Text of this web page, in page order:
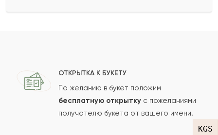
KGS
Ваш e-mailОТКРЫТКА К БУКЕТУ
По желанию в букет положим
бесплатную открытку с пожеланиями
получателю букета от вашего имени.